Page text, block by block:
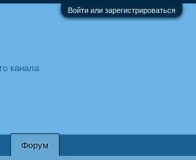
Войти или зарегистрироваться
Форум